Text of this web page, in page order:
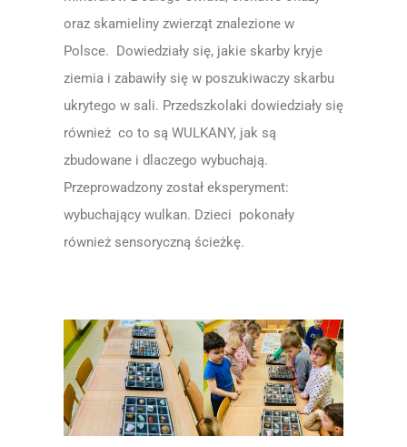
oraz skamieliny zwierząt znalezione w
Polsce. Dowiedziały się, jakie skarby kryje
ziemia i zabawiły się w poszukiwaczy skarbu
ukrytego w sali. Przedszkolaki dowiedziały się
również co to są WULKANY, jak są
zbudowane i dlaczego wybuchają.
Przeprowadzony został eksperyment:
wybuchający wulkan. Dzieci pokonały
również sensoryczną ścieżkę.